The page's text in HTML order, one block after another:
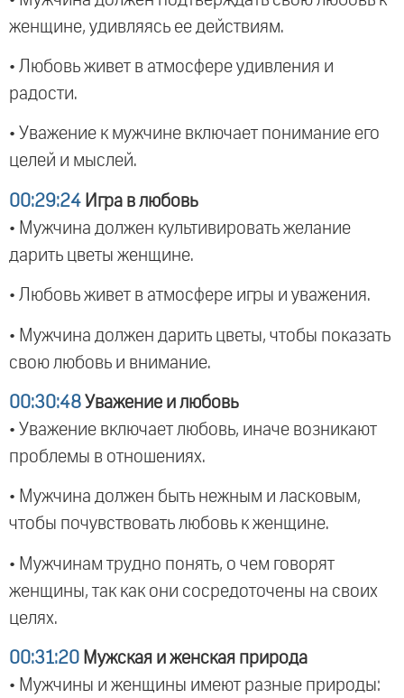
женщине, удивляясь ее действиям.
• Любовь живет в атмосфере удивления и
радости.
• Уважение к мужчине включает понимание его
целей и мыслей.
00:29:24 Игра в любовь
• Мужчина должен культивировать желание
дарить цветы женщине.
• Любовь живет в атмосфере игры и уважения.
• Мужчина должен дарить цветы, чтобы показать
свою любовь и внимание.
00:30:48 Уважение и любовь
• Уважение включает любовь, иначе возникают
проблемы в отношениях.
• Мужчина должен быть нежным и ласковым,
чтобы почувствовать любовь к женщине.
• Мужчинам трудно понять, о чем говорят
женщины, так как они сосредоточены на своих
целях.
00:31:20 Мужская и женская природа
• Мужчины и женщины имеют разные природы: